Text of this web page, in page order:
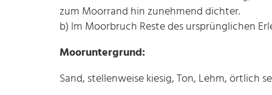
zum Moorrand hin zunehmend dichter.
b) Im Moorbruch Reste des ursprünglichen
Mooruntergrund:
Sand, stellenweise kiesig, Ton, Lehm, örtlich